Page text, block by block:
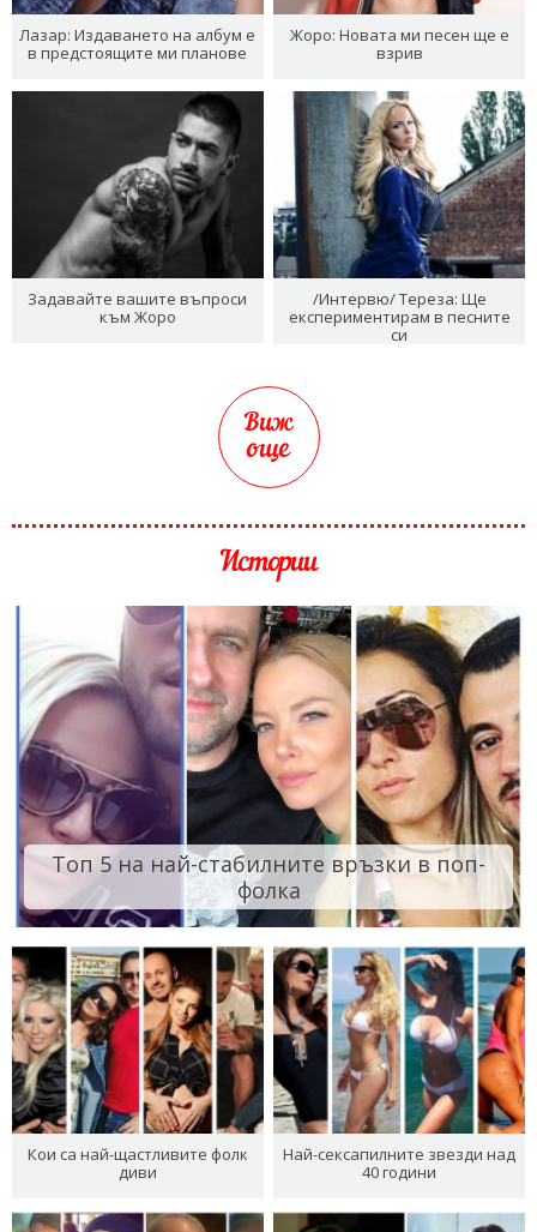
Лазар: Издаването на албум е
в предстоящите ми планове
Жоро: Новата ми песен ще е
взрив
Задавайте вашите въпроси
към Жоро
/Интервю/ Тереза: Ще
експериментирам в песните
си
Виж
още
Истории
Топ 5 на най-стабилните връзки в поп-
фолка
Кои са най-щастливите фолк
диви
Най-сексапилните звезди над
40 години